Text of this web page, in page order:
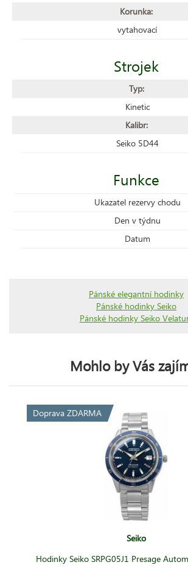
Korunka:
vytahovací
Strojek
Typ:
Kinetic
Kalibr:
Seiko 5D44
Funkce
Ukazatel rezervy chodu
Den v týdnu
Datum
Pánské elegantní hodinky
Pánské hodinky Seiko
Pánské hodinky Seiko
Mohlo by Vás
Doprava ZDARMA
Seiko
Hodinky Seiko SRPG05J1 Presage